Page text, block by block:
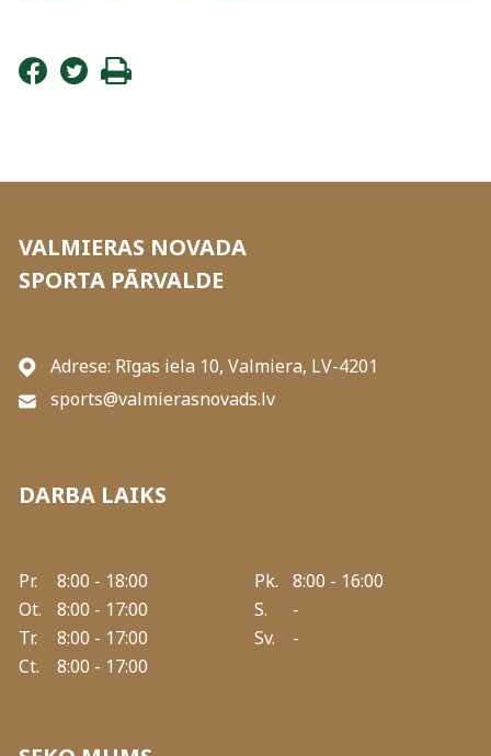
VALMIERAS NOVADA
SPORTA PĀRVALDE
Adrese: Rīgas iela 10, Valmiera, LV-4201
sports@valmierasnovads.lv
DARBA LAIKS
Pr.
8:00 - 18:00
Ot.
8:00 - 17:00
Tr.
8:00 - 17:00
Ct.
8:00 - 17:00
Pk.
8:00 - 16:00
S.
-
Sv.
-